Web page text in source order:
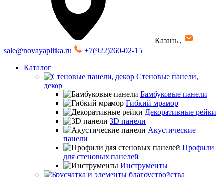
Казань ,
sale@novayaplitka.ru
+7(922)260-02-15
Каталог
Стеновые панели,
декор
Бамбуковые панели
Гибкий мрамор
Декоративные рейки
3D панели
Акустические
панели
Профили
для стеновых панелей
Инструменты